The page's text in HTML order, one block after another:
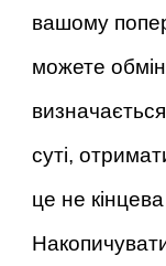
вашому
можете
суті,
це не